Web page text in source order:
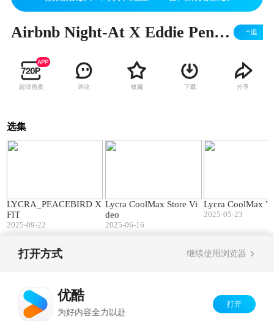
Airbnb Night-At X Eddie Peng Campaign Film +追
超清画质 评论 收藏 下载 分享
选集
LYCRA_PEACEBIRD X
FIT
2025-09-22
Lycra CoolMax Store Vi
deo
2025-06-16
Lycra CoolMax
2025-05-23
打开方式 继续使用浏览器
优酷
为好内容全力以赴
打开